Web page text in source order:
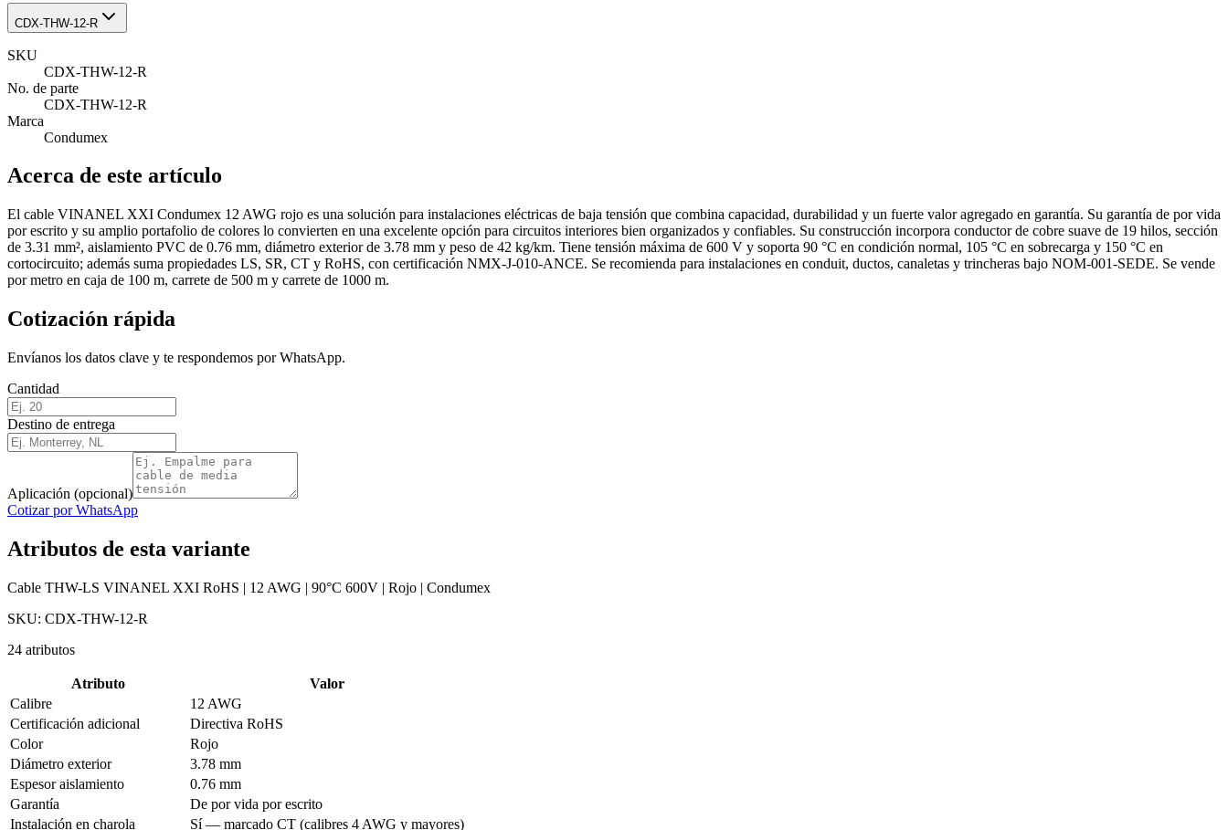
CDX-THW-12-R
SKU
CDX-THW-12-R
No. de parte
CDX-THW-12-R
Marca
Condumex
Acerca de este artículo
El cable VINANEL XXI Condumex 12 AWG rojo es una solución para instalaciones eléctricas de baja tensión que combina capacidad, durabilidad y un fuerte valor agregado en garantía. Su garantía de por vida
por escrito y su amplio portafolio de colores lo convierten en una excelente opción para circuitos interiores bien organizados y confiables. Su construcción incorpora conductor de cobre suave de 19 hilos, sección
de 3.31 mm², aislamiento PVC de 0.76 mm, diámetro exterior de 3.78 mm y peso de 42 kg/km. Tiene tensión máxima de 600 V y soporta 90 °C en condición normal, 105 °C en sobrecarga y 150 °C en
cortocircuito; además suma propiedades LS, SR, CT y RoHS, con certificación NMX-J-010-ANCE. Se recomienda para instalaciones en conduit, ductos, canaletas y trincheras bajo NOM-001-SEDE. Se vende
por metro en caja de 100 m, carrete de 500 m y carrete de 1000 m.
Cotización rápida
Envíanos los datos clave y te respondemos por WhatsApp.
Cantidad
Destino de entrega
Aplicación (opcional)
Cotizar por WhatsApp
Atributos de esta variante
Cable THW-LS VINANEL XXI RoHS | 12 AWG | 90°C 600V | Rojo | Condumex
SKU: CDX-THW-12-R
24 atributos
Atributo
Valor
Calibre
12 AWG
Certificación adicional
Directiva RoHS
Color
Rojo
Diámetro exterior
3.78 mm
Espesor aislamiento
0.76 mm
Garantía
De por vida por escrito
Instalación en charola
Sí — marcado CT (calibres 4 AWG y mayores)